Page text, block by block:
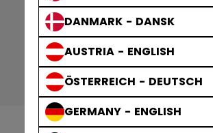
DANMARK - DANSK
AUSTRIA - ENGLISH
ÖSTERREICH - DEUTSCH
GERMANY - ENGLISH